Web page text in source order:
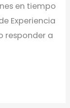
en tiempo
Experiencia
responder a